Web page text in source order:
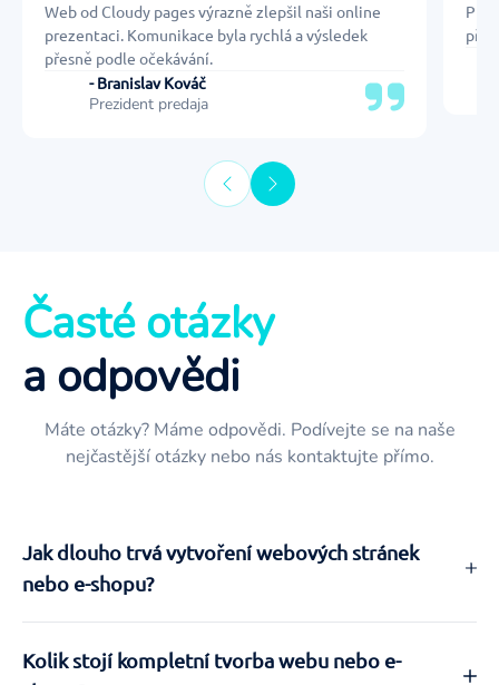
Web od Cloudy pages výrazně zlepšil naši online
prezentaci. Komunikace byla rychlá a výsledek
přesně podle očekávání.
- Branislav Kováč
Prezident predaja
Časté otázky
a odpovědi
Máte otázky? Máme odpovědi. Podívejte se na naše
nejčastější otázky nebo nás kontaktujte přímo.
Jak dlouho trvá vytvoření webových stránek
nebo e-shopu?
být hotové během 2–4 týdnů, větší e-shopy a komplexní
Kolik stojí kompletní tvorba webu nebo e-